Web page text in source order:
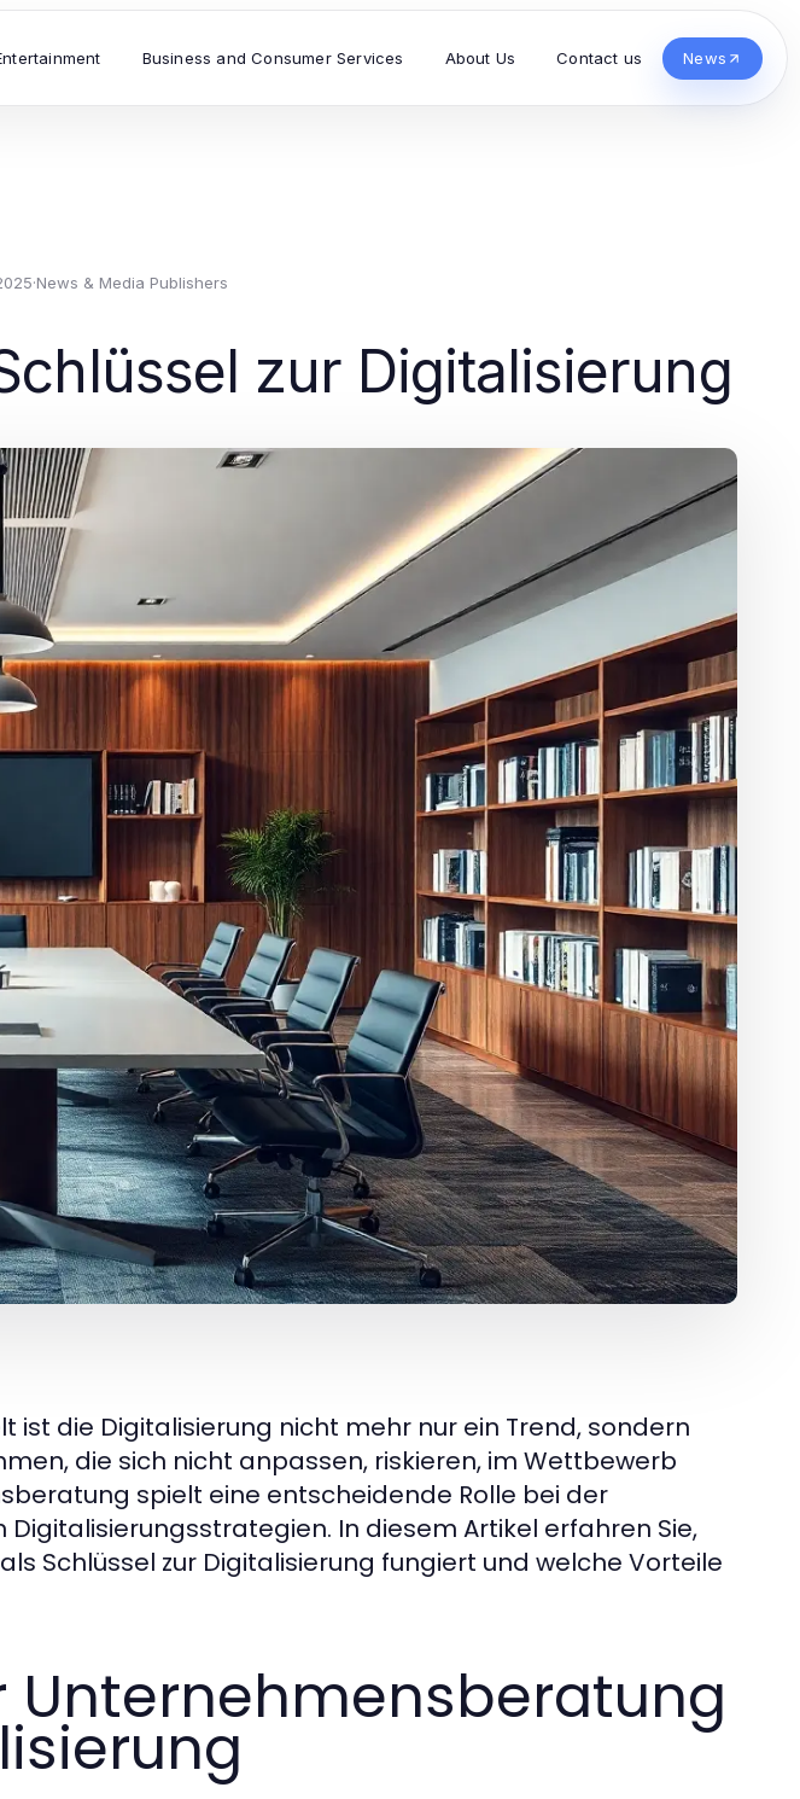
Business and Consumer Services About Us Contact us News
·News & Media Publishers
zur Digitalisierung
ist die Digitalisierung nicht mehr nur ein Trend, sondern
die sich nicht anpassen, riskieren, im Wettbewerb
spielt eine entscheidende Rolle bei der
In diesem Artikel erfahren Sie,
Schlüssel zur Digitalisierung fungiert und welche Vorteile
Unternehmensberatung